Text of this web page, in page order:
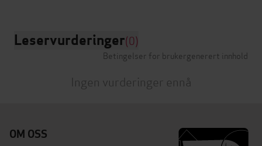
Leservurderinger(0)
Betingelser for brukergenerert innhold
Ingen vurderinger ennå
OM OSS